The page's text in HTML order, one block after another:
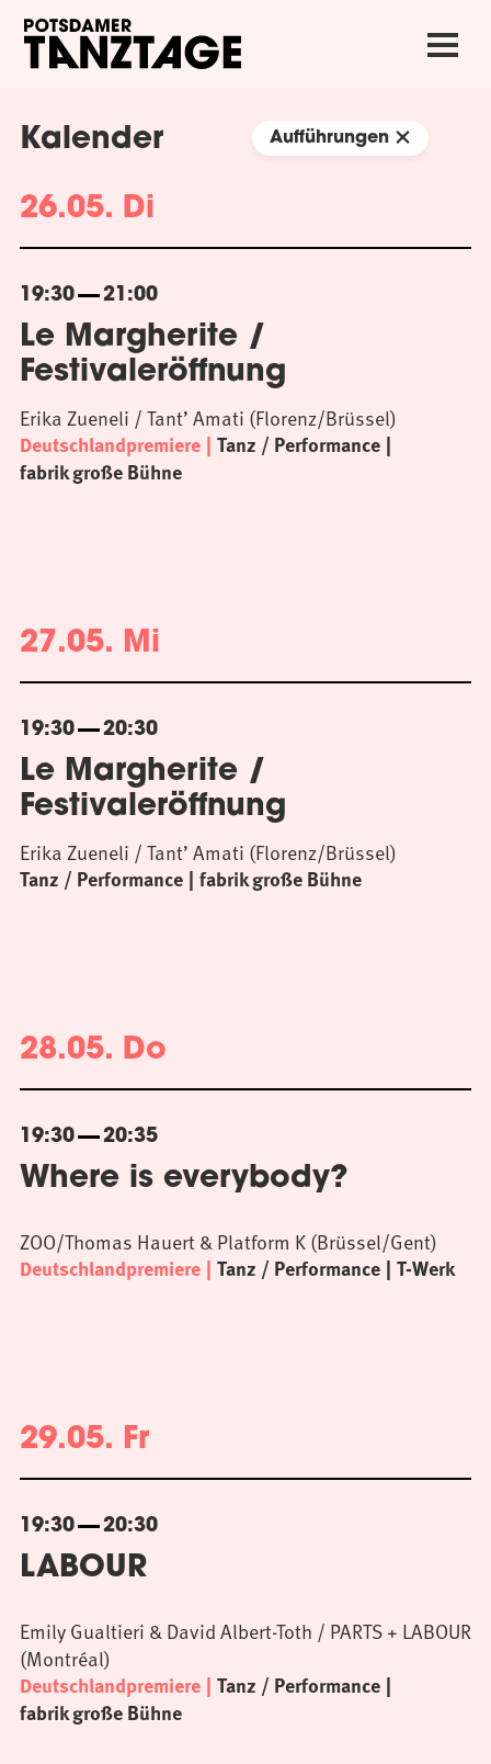
Kalender Aufführungen
26.05. Di
19:30 21:00
Le Margherite /
Festivaleröffnung
Deutschlandpremiere Tanz / Performance
fabrik große Bühne
Erika Zueneli / Tant’ Amati (Florenz/Brüssel)
27.05. Mi
19:30 20:30
Le Margherite /
Festivaleröffnung
Tanz / Performance fabrik große Bühne
Erika Zueneli / Tant’ Amati (Florenz/Brüssel)
28.05. Do
19:30 20:35
Where is everybody?
Deutschlandpremiere Tanz / Performance T-Werk
ZOO/Thomas Hauert & Platform K (Brüssel/Gent)
29.05. Fr
19:30 20:30
LABOUR
Deutschlandpremiere Tanz / Performance
fabrik große Bühne
Emily Gualtieri & David Albert-Toth / PARTS + LABOUR
(Montréal)